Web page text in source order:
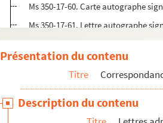
Ms 350-17-60. Carte autographe
Ms 350-17-61. Lettre autographe
Ms 350-17-62. Lettre autographe
Ms 350-17-64. Lettre autographe
Ms 350-17-65. Carte postale
Ms 350-17-66. Carte postale
Ms 350-17-67. Lettre autographe
Présentation du contenu
Titre
Description du contenu